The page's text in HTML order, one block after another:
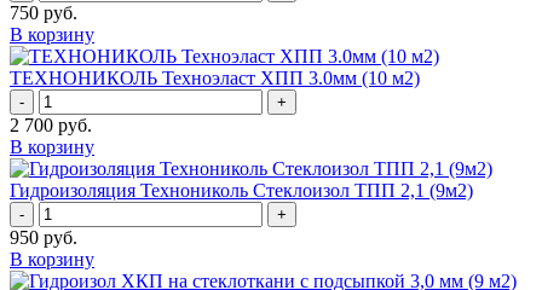
750 руб.
В корзину
ТЕХНОНИКОЛЬ Техноэласт ХПП 3.0мм (10 м2)
- +
2 700 руб.
В корзину
Гидроизоляция Технониколь Стеклоизол ТПП 2,1 (9м2)
- +
950 руб.
В корзину